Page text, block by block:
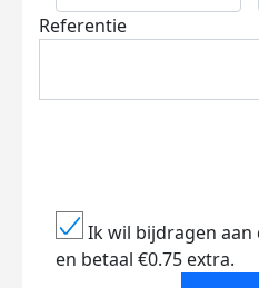
Referentie
Ik wil bijdragen
en betaal €0.75 extra.